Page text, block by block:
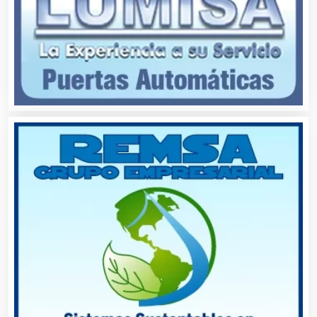
Automóviles Nuevos y Usados
Autopartes Eléctricas
Avaluos
Balnearios
Banquetes